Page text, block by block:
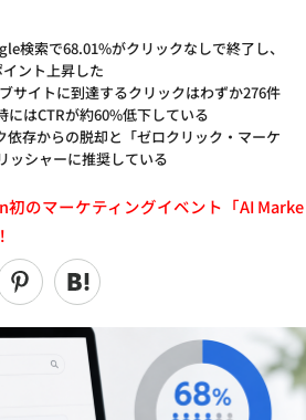
検索で68.01%がクリックなしで終了し、
ント上昇した
サイトに到達するクリックはわずか276件
にはCTRが約60%低下している
依存からの脱却と「ゼロクリック・マーケ
ッシャーに推奨している
初のマーケティングイベント「AI Marke